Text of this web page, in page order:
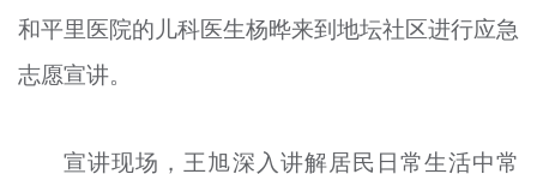
和平里医院的儿科医生杨晔来到地坛社区进行应急
志愿宣讲。
宣讲现场，王旭深入讲解居民日常生活中常